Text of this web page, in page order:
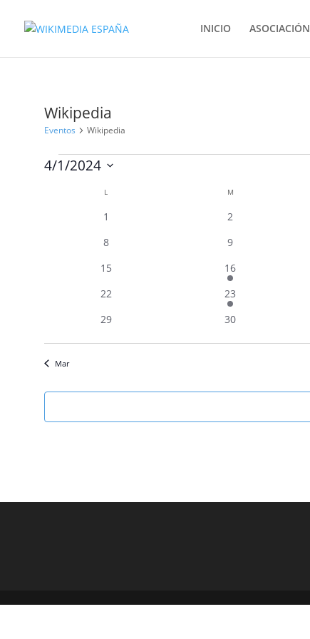
INICIO ASOCIACIÓN
Wikipedia
Eventos Wikipedia
Eventos
4/1/2024
Calendario
Eventos
L M
01
0
2
0
8
0
9
015
1
evento
16
0
22
1
evento
23
0
29
0
30
Mar